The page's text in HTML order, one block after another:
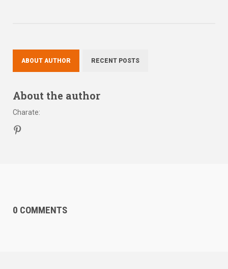
ABOUT AUTHOR RECENT POSTS
About the author
Charate:
0 COMMENTS